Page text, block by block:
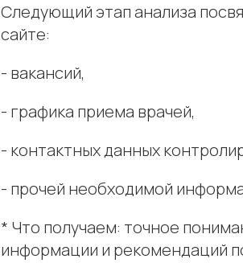
Следующий этап анализа
сайте:
- вакансий,
- графика приема врачей,
- контактных данных
- прочей необходимой
* Что получаем: точное
информации и рекомендаций